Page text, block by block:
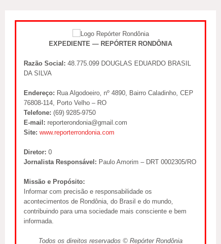
EXPEDIENTE — REPÓRTER RONDÔNIA
Razão Social: 48.775.099 DOUGLAS EDUARDO BRASIL
DA SILVA
Endereço: Rua Algodoeiro, nº 4890, Bairro Caladinho, CEP
76808-114, Porto Velho – RO
Telefone: (69) 9285-9750
E-mail: reporterondonia@gmail.com
Site: www.reporterrondonia.com
Diretor: 0
Jornalista Responsável: Paulo Amorim – DRT 0002305/RO
Missão e Propósito:
Informar com precisão e responsabilidade os
acontecimentos de Rondônia, do Brasil e do mundo,
contribuindo para uma sociedade mais consciente e bem
informada.
Todos os direitos reservados © Repórter Rondônia